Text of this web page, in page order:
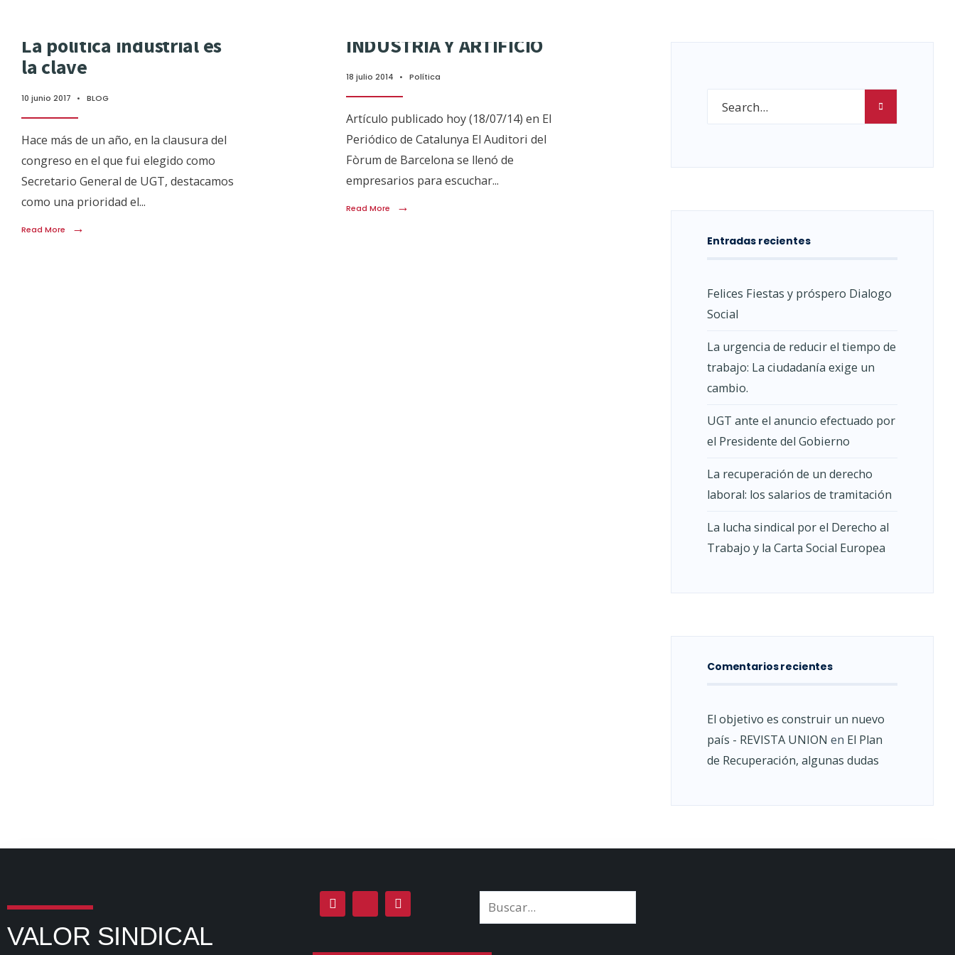
La política industrial es
la clave
10 junio 2017 • BLOG
Hace más de un año, en la clausura del
congreso en el que fui elegido como
Secretario General de UGT, destacamos
como una prioridad el...
Read More →
INDUSTRIA Y ARTIFICIO
18 julio 2014 • Política
Artículo publicado hoy (18/07/14) en El
Periódico de Catalunya El Auditori del
Fòrum de Barcelona se llenó de
empresarios para escuchar...
Read More →
Entradas recientes
Felices Fiestas y próspero Dialogo
Social
La urgencia de reducir el tiempo de
trabajo: La ciudadanía exige un
cambio.
UGT ante el anuncio efectuado por
el Presidente del Gobierno
La recuperación de un derecho
laboral: los salarios de tramitación
La lucha sindical por el Derecho al
Trabajo y la Carta Social Europea
Comentarios recientes
El objetivo es construir un nuevo
país - REVISTA UNION en El Plan
de Recuperación, algunas dudas
VALOR SINDICAL